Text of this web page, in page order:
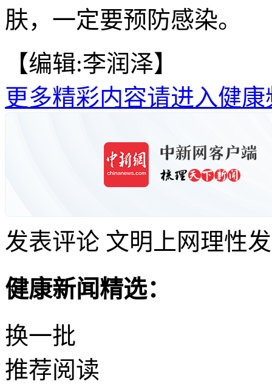
肤，一定要预防感染。
【编辑:李润泽】
更多精彩内容请进入健康
发表评论 文明上网理性
健康新闻精选：
换一批
推荐阅读